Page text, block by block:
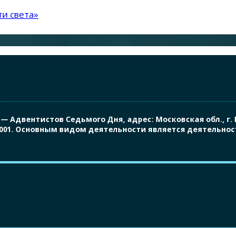
света»
Седьмого Дня, адрес: Московская обл., г.
Основным видом деятельности является